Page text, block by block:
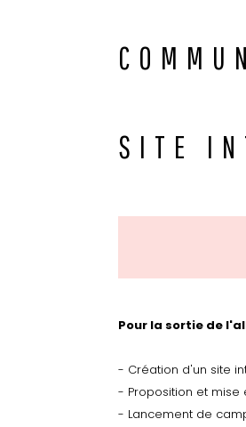
SITE
Pour la sortie de
- Création d'un site
- Proposition et
- Lancement de